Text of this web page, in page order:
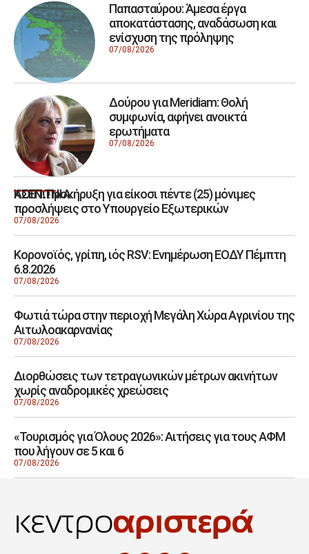
Παπασταύρου: Άμεσα έργα
αποκατάστασης, αναδάσωση και
ενίσχυση της πρόληψης
07/08/2026
Δούρου για Meridiam: Θολή
συμφωνία, αφήνει ανοικτά
ερωτήματα
07/08/2026
ΚΟΙΝΩΝΙΑ
ΑΣΕΠ: Προκήρυξη για είκοσι πέντε (25) μόνιμες
προσλήψεις στο Υπουργείο Εξωτερικών
07/08/2026
Κορονοϊός, γρίπη, ιός RSV: Ενημέρωση ΕΟΔΥ Πέμπτη
6.8.2026
07/08/2026
Φωτιά τώρα στην περιοχή Μεγάλη Χώρα Αγρινίου της
Αιτωλοακαρνανίας
07/08/2026
Διορθώσεις των τετραγωνικών μέτρων ακινήτων
χωρίς αναδρομικές χρεώσεις
07/08/2026
«Τουρισμός για Όλους 2026»: Αιτήσεις για τους ΑΦΜ
που λήγουν σε 5 και 6
07/08/2026